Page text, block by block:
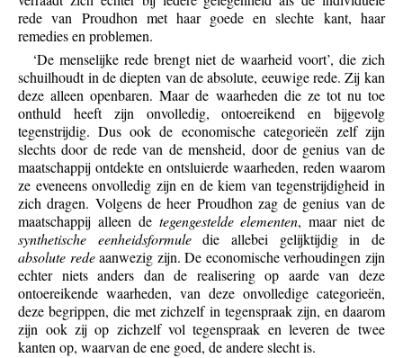
rede van Proudhon met haar goede en slechte kant, haar
remedies en problemen.
‘De menselijke rede brengt niet de waarheid voort’, die zich
schuilhoudt in de diepten van de absolute, eeuwige rede. Zij kan
deze alleen openbaren. Maar de waarheden die ze tot nu toe
onthuld heeft zijn onvolledig, ontoereikend en bijgevolg
tegenstrijdig. Dus ook de economische categorieën zelf zijn
slechts door de rede van de mensheid, door de genius van de
maatschappij ontdekte en ontsluierde waarheden, reden waarom
ze eveneens onvolledig zijn en de kiem van tegenstrijdigheid in
zich dragen. Volgens de heer Proudhon zag de genius van de
maatschappij alleen de tegengestelde elementen, maar niet de
synthetische eenheidsformuledie allebei gelijktijdig in de
absolute redeaanwezig zijn. De economische verhoudingen zijn
echter niets anders dan de realisering op aarde van deze
ontoereikende waarheden, van deze onvolledige categorieën,
deze begrippen, die met zichzelf in tegenspraak zijn, en daarom
zijn ook zij op zichzelf vol tegenspraak en leveren de twee
kanten op, waarvan de ene goed, de andere slecht is.